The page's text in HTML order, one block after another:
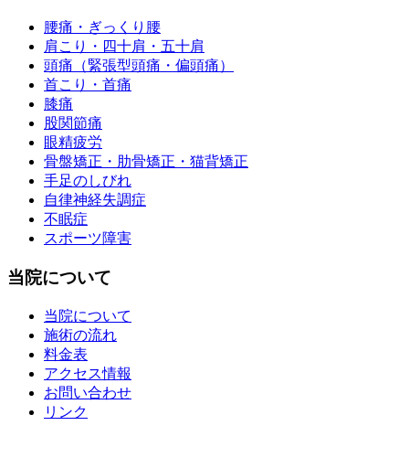
腰痛・ぎっくり腰
肩こり・四十肩・五十肩
頭痛（緊張型頭痛・偏頭痛）
首こり・首痛
膝痛
股関節痛
眼精疲労
骨盤矯正・肋骨矯正・猫背矯正
手足のしびれ
自律神経失調症
不眠症
スポーツ障害
当院について
当院について
施術の流れ
料金表
アクセス情報
お問い合わせ
リンク